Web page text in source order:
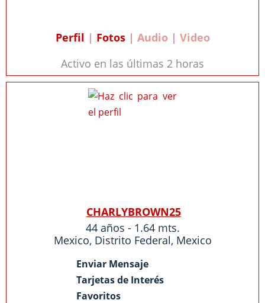
Perfil | Fotos| Audio | Video
Activo en las últimas 2 horas
CHARLYBROWN25
44 años - 1.64 mts.
Mexico, Distrito Federal, Mexico
Enviar Mensaje
Tarjetas de Interés
Favoritos